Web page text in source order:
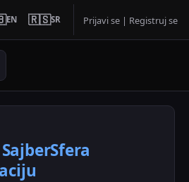
EN 🇷🇸SR Prijavi se | Registruj se